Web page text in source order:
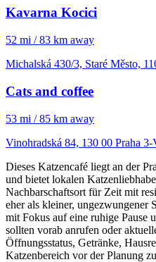
Kavarna Kocici
52 mi / 83 km away
Michalská 430/3, Staré Město,
Cats and coffee
53 mi / 85 km away
Vinohradská 84, 130 00 Praha
Dieses Katzencafé liegt an der
und bietet lokalen
Nachbarschaftsort für Zeit mit
eher als kleiner, ungezwungener
mit Fokus auf eine ruhige Pause
sollten vorab anrufen oder
Öffnungsstatus, Getränke,
Katzenbereich vor der Planung